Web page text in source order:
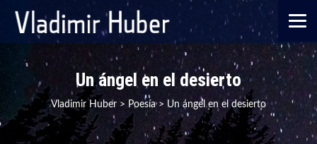
Un ángel en el desierto
Vladimir Huber > Poesía> Un ángel en el desierto